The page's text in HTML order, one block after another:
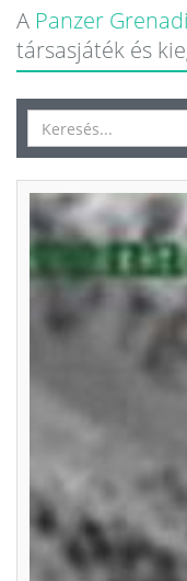
A Panzer
társasjáték és